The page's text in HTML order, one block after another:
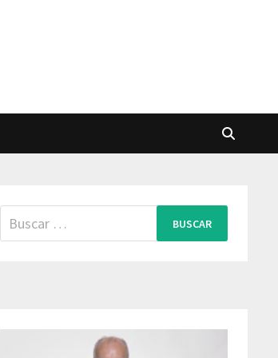
Buscar: